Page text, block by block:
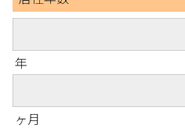
年
ヶ月